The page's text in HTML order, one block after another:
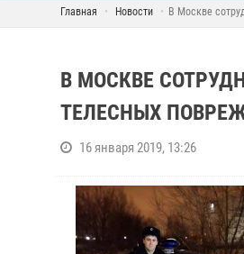
Главная Новости В Москве
В МОСКВЕ
ТЕЛЕСНЫХ
16 января 2019, 13:26